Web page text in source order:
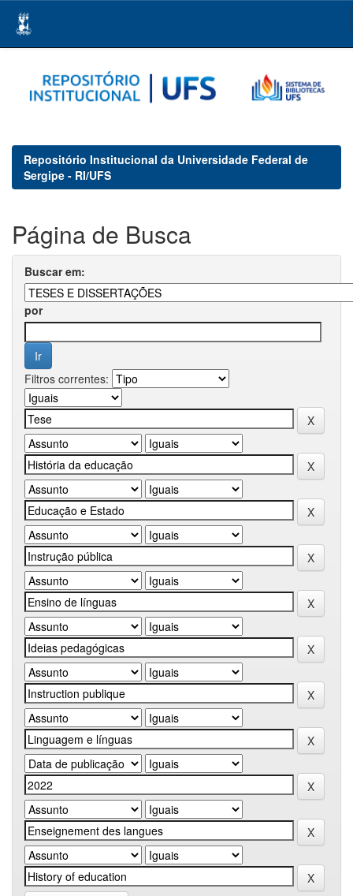
navigation
Repositório Institucional da Universidade Federal de
Sergipe - RI/UFS
Página de Busca
Buscar em:
por
Filtros correntes: